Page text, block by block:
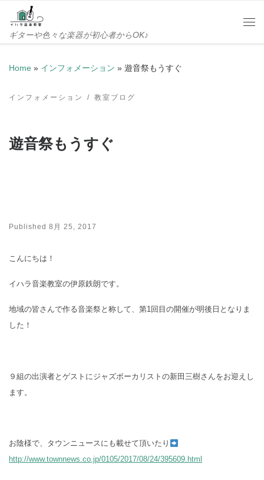
Skip to content
ギターや色々な楽器が初心者からOK♪
Home » インフォメーション » 遊音祭もうすぐ
インフォメーション 教室ブログ
遊音祭もうすぐ
Published 8月 25, 2017
こんにちは！
イハラ音楽教室の伊原鉄朗です。
地域の皆さんで作る音楽祭と称して、第1回目の開催が明後日となりま
した！
９組の出演者とゲストにジャズボーカリストの新田三樹さんをお迎えし
ます。
お陰様で、タウンニュースにも載せて頂いたり
http://www.townnews.co.jp/0105/2017/08/24/395609.html